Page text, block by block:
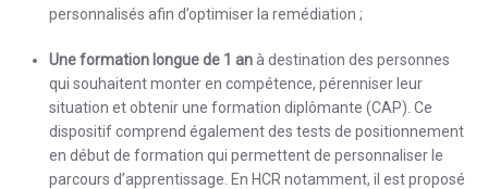
personnalisés afin d’optimiser la remédiation ;
Uneformation longue de 1 anà destination des personnes
qui souhaitent monter en compétence, pérenniser leur
situation et obtenir une formation diplômante (CAP). Ce
dispositif comprend également des tests de positionnement
en début de formation qui permettent de personnaliser le
parcours d’apprentissage. En HCR notamment, il est proposé